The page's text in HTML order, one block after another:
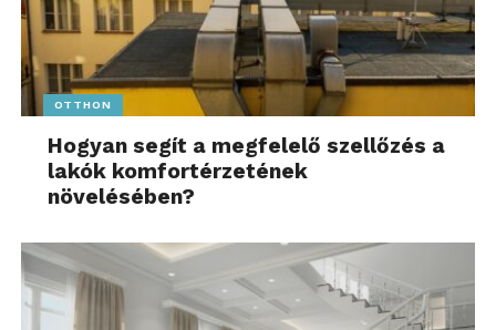
OTTHON
Hogyan segít a megfelelő szellőzés a
lakók komfortérzetének
növelésében?